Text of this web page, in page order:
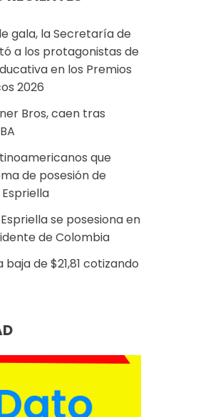
gala, la Secretaría de
a los protagonistas de
en los Premios
2026
Bros, caen tras
que
de posesión de
se posesiona en
de Colombia
de $21,81 cotizando